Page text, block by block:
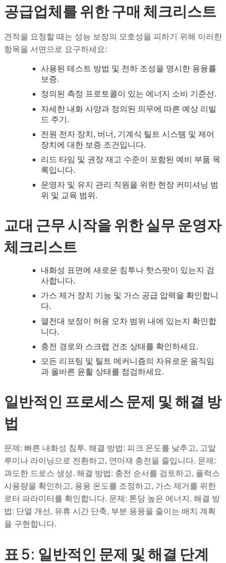
공급업체를 위한 구매 체크리스트
견적을 요청할 때는 성능 보장의 모호성을 피하기 위해 이러한
항목을 서면으로 요구하세요:
사용된 테스트 방법 및 전하 조성을 명시한 용융률
보증.
정의된 측정 프로토콜이 있는 에너지 소비 기준선.
자세한 내화 사양과 정의된 의무에 따른 예상 리빌
드 주기.
전원 전자 장치, 버너, 기계식 틸트 시스템 및 제어
장치에 대한 보증 조건입니다.
리드 타임 및 권장 재고 수준이 포함된 예비 부품 목
록입니다.
운영자 및 유지 관리 직원을 위한 현장 커미셔닝 범
위 및 교육 범위.
교대 근무 시작을 위한 실무 운영자
체크리스트
내화성 표면에 새로운 침투나 핫스팟이 있는지 검
사합니다.
가스 제거 장치 기능 및 가스 공급 압력을 확인합니
다.
열전대 보정이 허용 오차 범위 내에 있는지 확인합
니다.
충전 경로와 스크랩 건조 상태를 확인하세요.
모든 리프팅 및 틸트 메커니즘의 자유로운 움직임
과 올바른 윤활 상태를 점검하세요.
일반적인 프로세스 문제 및 해결 방
법
문제: 빠른 내화성 침투. 해결 방법: 피크 온도를 낮추고, 고알
루미나 라이닝으로 전환하고, 연마재 충전을 줄입니다. 문제:
과도한 드로스 생성. 해결 방법: 충전 순서를 검토하고, 플럭스
사용량을 확인하고, 용융 온도를 조정하고, 가스 제거를 위한
로터 파라미터를 확인합니다. 문제: 톤당 높은 에너지. 해결 방
법: 단열 개선, 유휴 시간 단축, 부분 용융을 줄이는 배치 계획
을 구현합니다.
표 5: 일반적인 문제 및 해결 단계